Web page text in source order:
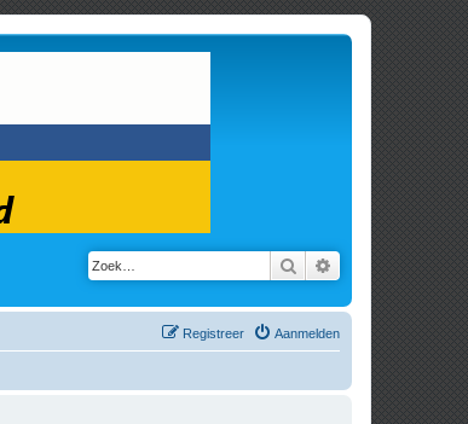
Zoek Uitgebreid zoeken
Aanmelden
Registreer